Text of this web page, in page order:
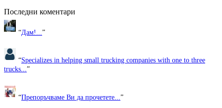
Последни коментари
“Дам!... ”
“Specializes in helping small trucking companies with one to three
trucks...”
“Препоръчваме Ви да прочетете...”